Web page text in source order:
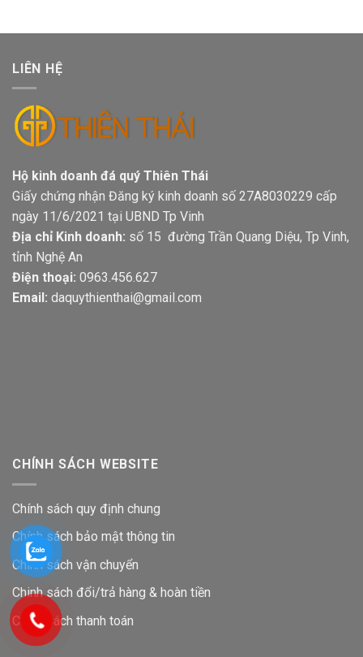
LIÊN HỆ
Hộ kinh doanh đá quý Thiên Thái
Giấy chứng nhận Đăng ký kinh doanh số 27A8030229 cấp
ngày 11/6/2021 tại UBND Tp Vinh
Địa chỉ Kinh doanh: số 15 đường Trần Quang Diệu, Tp Vinh,
tỉnh Nghệ An
Điện thoại: 0963.456.627
Email: daquythienthai@gmail.com
CHÍNH SÁCH WEBSITE
Chính sách quy định chung
Chính sách bảo mật thông tin
Chính sách vận chuyển
Chinh sách đổi/trả hàng & hoàn tiền
Chính sách thanh toán